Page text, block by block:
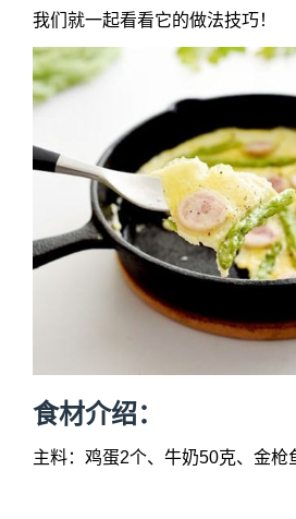
我们就一起看看它的做法技巧！
食材介绍：
主料：鸡蛋2个、牛奶50克、金